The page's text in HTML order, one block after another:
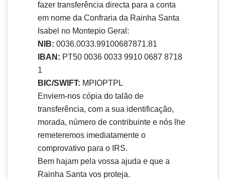
fazer transferência directa para a conta
em nome da Confraria da Rainha Santa
Isabel no Montepio Geral:
NIB: 0036.0033.99100687871.81
IBAN: PT50 0036 0033 9910 0687 8718
1
BIC/SWIFT: MPIOPTPL
Enviem-nos cópia do talão de
transferência, com a sua identificação,
morada, número de contribuinte e nós lhe
remeteremos imediatamente o
comprovativo para o IRS.
Bem hajam pela vossa ajuda e que a
Rainha Santa vos proteja.